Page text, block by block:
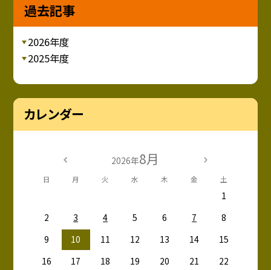
過去記事
2026年度
2025年度
カレンダー
2026年8月
日 月 火 水 木 金 土
1
2
3 4 5 6 7
8
9
10 11 12 13 14
15
16
17 18 19 20 21
22